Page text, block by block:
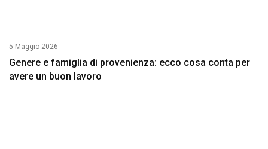
5 Maggio 2026
Genere e famiglia di provenienza: ecco cosa conta per
avere un buon lavoro